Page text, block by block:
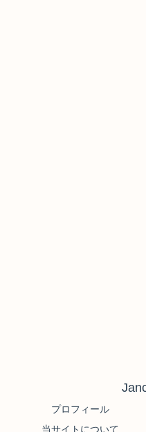
プロフィール
当サイトについて